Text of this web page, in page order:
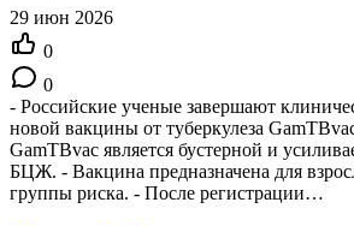
29 июн 2026
0
0
- Российские ученые завершают
новой вакцины от туберкулеза
GamTBvac является бустерной и
БЦЖ. - Вакцина предназначена для
группы риска. - После регистрации…